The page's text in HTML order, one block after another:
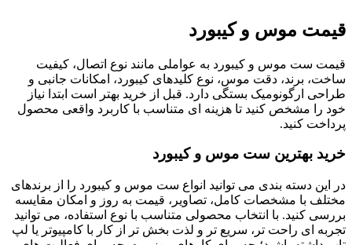
قیمت موس و کیبورد
قیمت ست موس و کیبورد به عواملی مانند نوع اتصال، کیفیت
ساخت، برند، دقت موس، نوع کلیدهای کیبورد، امکانات جانبی و
طراحی ارگونومیک بستگی دارد. قبل از خرید بهتر است ابتدا نیاز
خود را مشخص کنید تا هزینه ای متناسب با کاربرد واقعی محصول
پرداخت کنید.
خرید بهترین ست موس و کیبورد
در این دسته بندی می توانید انواع ست موس و کیبورد را از برندهای
مختلف با مشخصات کامل، تصاویر، قیمت به روز و امکان مقایسه
بررسی کنید. با انتخاب محصولی متناسب با نوع استفاده، می توانید
تجربه ای راحت تر، سریع تر و لذت بخش تر از کار با کامپیوتر یا لپ